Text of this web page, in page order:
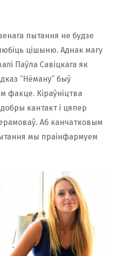
пытання не будзе
цішыню. Аднак магу
Паўла Савіцкага як
“Нёману” быў
факце. Кіраўніцтва
кантакт і цяпер
Аб канчатковым
мы праінфармуем